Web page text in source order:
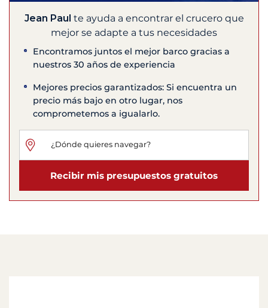
Jean Paul te ayuda a encontrar el crucero que
mejor se adapte a tus necesidades
Encontramos juntos el mejor barco gracias a
nuestros 30 años de experiencia
Mejores precios garantizados: Si encuentra un
precio más bajo en otro lugar, nos
comprometemos a igualarlo.
Recibir mis presupuestos gratuitos